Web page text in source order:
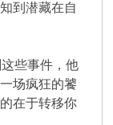
到潜藏在自
些事件，他
场疯狂的饕
在于转移你